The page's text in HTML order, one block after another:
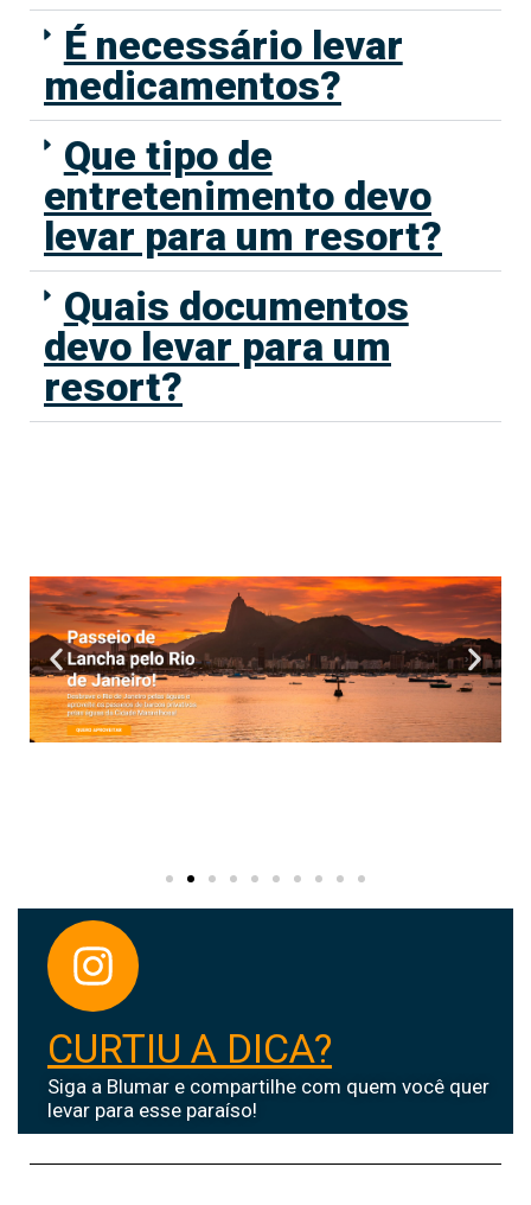
É necessário levar
medicamentos?
Que tipo de
entretenimento devo
levar para um resort?
Quais documentos
devo levar para um
resort?
CURTIU A DICA?
Siga a Blumar e compartilhe com quem você quer
levar para esse paraíso!